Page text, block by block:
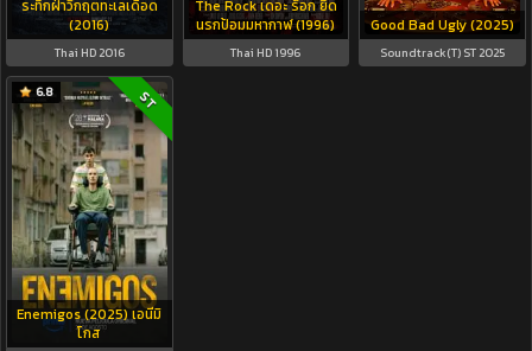
ระทึกฝ่าวิกฤตทะเลเดือด
(2016)
Thai HD 2016
The Rock เดอะ ร็อก ยึด
นรกป้อมมหากาฬ (1996)
Thai HD 1996
Good Bad Ugly (2025)
Soundtrack(T) ST 2025
Enemigos (2025) เอนีมิ
โกส
6.8 ST